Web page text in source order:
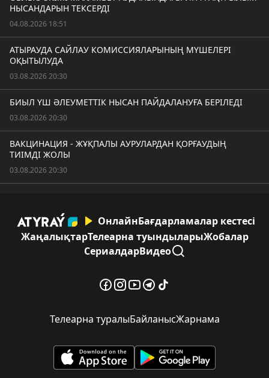
НЫСАНДАРЫН ТЕКСЕРДІ
04.08.2026 18:51
АТЫРАУДА САЙЛАУ КОМИССИЯЛАРЫНЫҢ МҮШЕЛЕРІ
ОҚЫТЫЛУДА
03.08.2026 20:30
БИЫЛ ҮШ ӘЛЕУМЕТТІК НЫСАН ПАЙДАЛАНУҒА БЕРІЛЕДІ
03.08.2026 20:30
ВАКЦИНАЦИЯ - ЖҰҚПАЛЫ АУРУЛАРДАН ҚОРҒАУДЫҢ
ТИІМДІ ЖОЛЫ
03.08.2026 20:30
ОнлайнБағдарламалар кестесі
ЖаңалықтарТелеарна туындыларыЖобалар
СериалдарВидео
Телеарна туралыБайланысЖарнама